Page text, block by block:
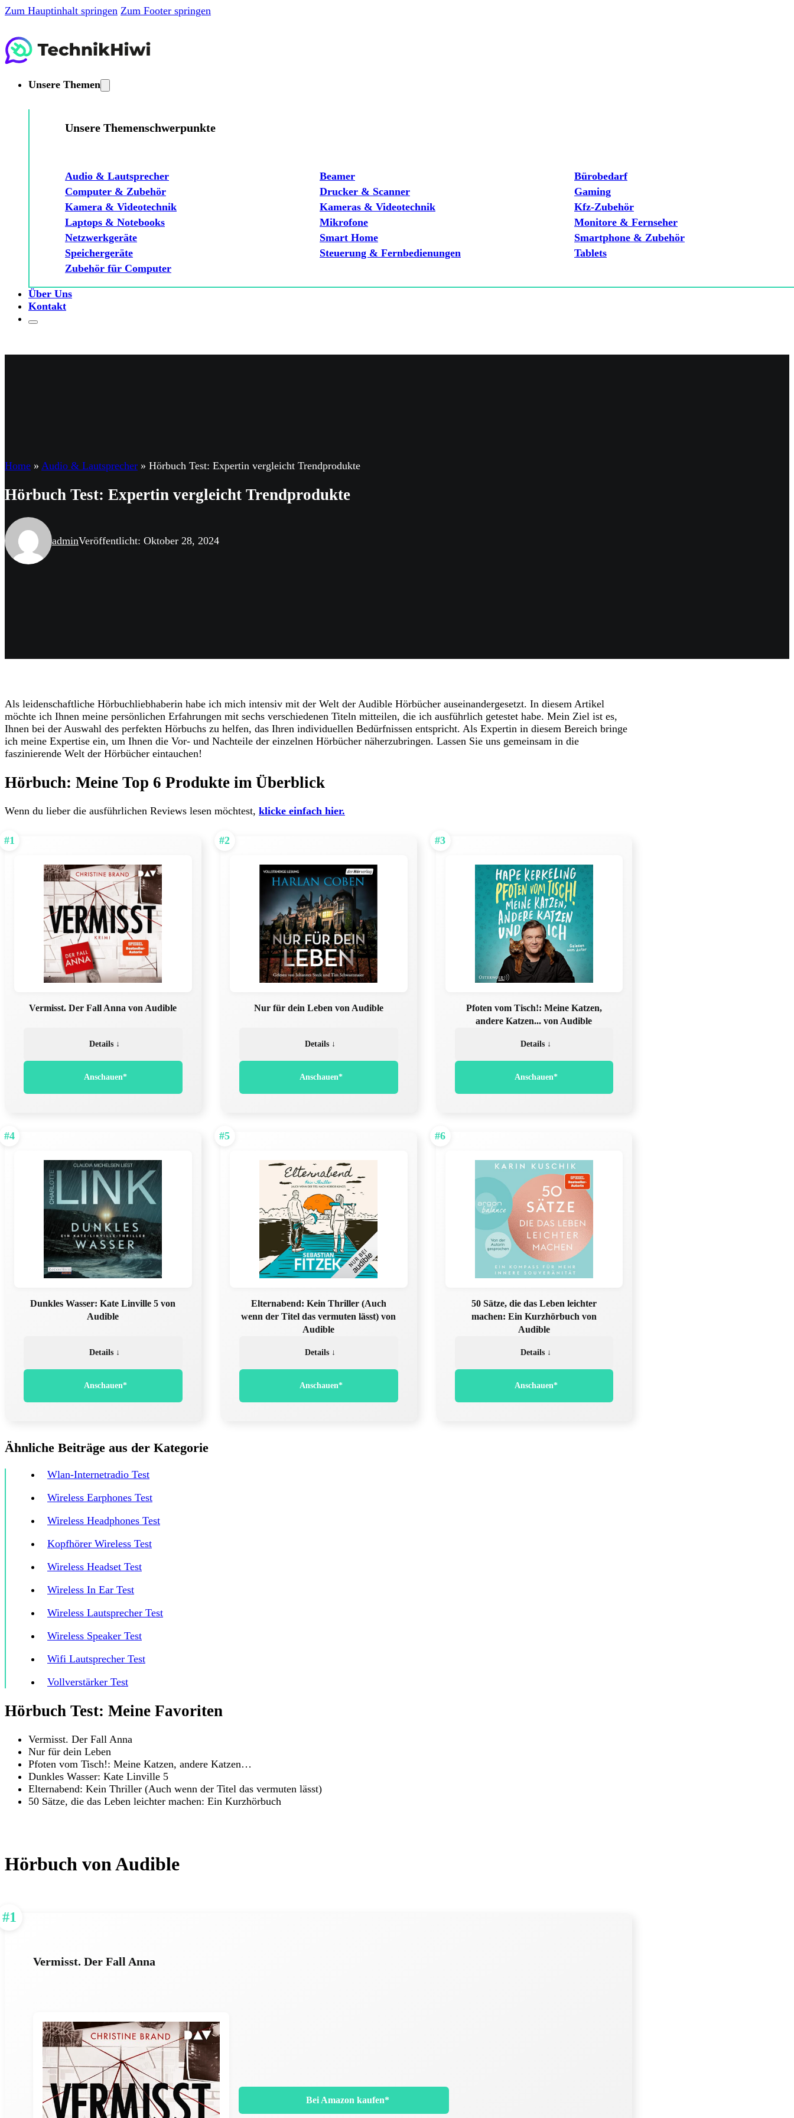
Zum Hauptinhalt springen Zum Footer springen
Unsere Themen
Unsere Themenschwerpunkte
Audio & Lautsprecher Beamer
Bürobedarf
Computer & Zubehör
Drucker & Scanner
Gaming
Kamera & Videotechnik
Kameras & Videotechnik
Kfz-Zubehör
Laptops & Notebooks
Mikrofone
Monitore & Fernseher
Netzwerkgeräte
Smart Home
Smartphone & Zubehör
Speichergeräte
Steuerung & Fernbedienungen
Tablets
Zubehör für Computer
Über Uns
Kontakt
Home » Audio & Lautsprecher » Hörbuch Test: Expertin vergleicht Trendprodukte
Hörbuch Test: Expertin vergleicht Trendprodukte
adminVeröffentlicht: Oktober 28, 2024
Als leidenschaftliche Hörbuchliebhaberin habe ich mich intensiv mit der Welt der Audible Hörbücher auseinandergesetzt. In diesem Artikel
möchte ich Ihnen meine persönlichen Erfahrungen mit sechs verschiedenen Titeln mitteilen, die ich ausführlich getestet habe. Mein Ziel ist es,
Ihnen bei der Auswahl des perfekten Hörbuchs zu helfen, das Ihren individuellen Bedürfnissen entspricht. Als Expertin in diesem Bereich bringe
ich meine Expertise ein, um Ihnen die Vor- und Nachteile der einzelnen Hörbücher näherzubringen. Lassen Sie uns gemeinsam in die
faszinierende Welt der Hörbücher eintauchen!
Hörbuch: Meine Top 6 Produkte im Überblick
Wenn du lieber die ausführlichen Reviews lesen möchtest, klicke einfach hier.
#1
Vermisst. Der Fall Anna von Audible
Details ↓
Anschauen*
#2
Nur für dein Leben von Audible
Details ↓
Anschauen*
#3
Pfoten vom Tisch!: Meine Katzen,
andere Katzen... von Audible
Details ↓
Anschauen*
#4
Dunkles Wasser: Kate Linville 5 von
Audible
Details ↓
Anschauen*
#5
Elternabend: Kein Thriller (Auch
wenn der Titel das vermuten lässt) von
Audible
Details ↓
Anschauen*
#6
50 Sätze, die das Leben leichter
machen: Ein Kurzhörbuch von
Audible
Details ↓
Anschauen*
Ähnliche Beiträge aus der Kategorie
Wlan-Internetradio Test
Wireless Earphones Test
Wireless Headphones Test
Kopfhörer Wireless Test
Wireless Headset Test
Wireless In Ear Test
Wireless Lautsprecher Test
Wireless Speaker Test
Wifi Lautsprecher Test
Vollverstärker Test
Hörbuch Test: Meine Favoriten
Vermisst. Der Fall Anna
Nur für dein Leben
Pfoten vom Tisch!: Meine Katzen, andere Katzen…
Dunkles Wasser: Kate Linville 5
Elternabend: Kein Thriller (Auch wenn der Titel das vermuten lässt)
50 Sätze, die das Leben leichter machen: Ein Kurzhörbuch
Hörbuch von Audible
#1
Vermisst. Der Fall Anna
Bei Amazon kaufen*